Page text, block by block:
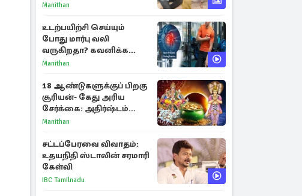
Manithan
உடற்பயிற்சி செய்யும்
போது மார்பு வலி
வருகிறதா? கவனிக்க
வேண்டிய எச்சரிக்கை
Manithan
18 ஆண்டுகளுக்குப் பிறகு
சூரியன்- கேது அரிய
சேர்க்கை: அதிர்ஷ்டம்
பெறும் 3 ராசிகள்!
Manithan
சட்டப்பேரவை விவாதம்:
உதயநிதி ஸ்டாலின் சரமாரி
கேள்வி
IBC Tamilnadu